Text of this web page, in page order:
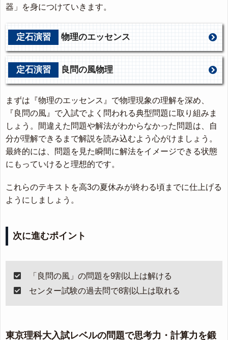
器」を身につけていきます。
定石演習 物理のエッセンス
定石演習 良問の風物理
まずは『物理のエッセンス』で物理現象の理解を深め、
『良問の風』で入試でよく問われる典型問題に取り組みま
しょう。間違えた問題や解法がわからなかった問題は、自
分が理解できるまで解説を読み込むよう心がけましょう。
最終的には、問題を見た瞬間に解法をイメージできる状態
にもっていけると理想的です。
これらのテキストを高3の夏休みが終わる頃までに仕上げる
ようにしましょう。
次に進むポイント
「良問の風」の問題を9割以上は解ける
センター試験の過去問で8割以上は取れる
東京理科大入試レベルの問題で思考力・計算力を鍛